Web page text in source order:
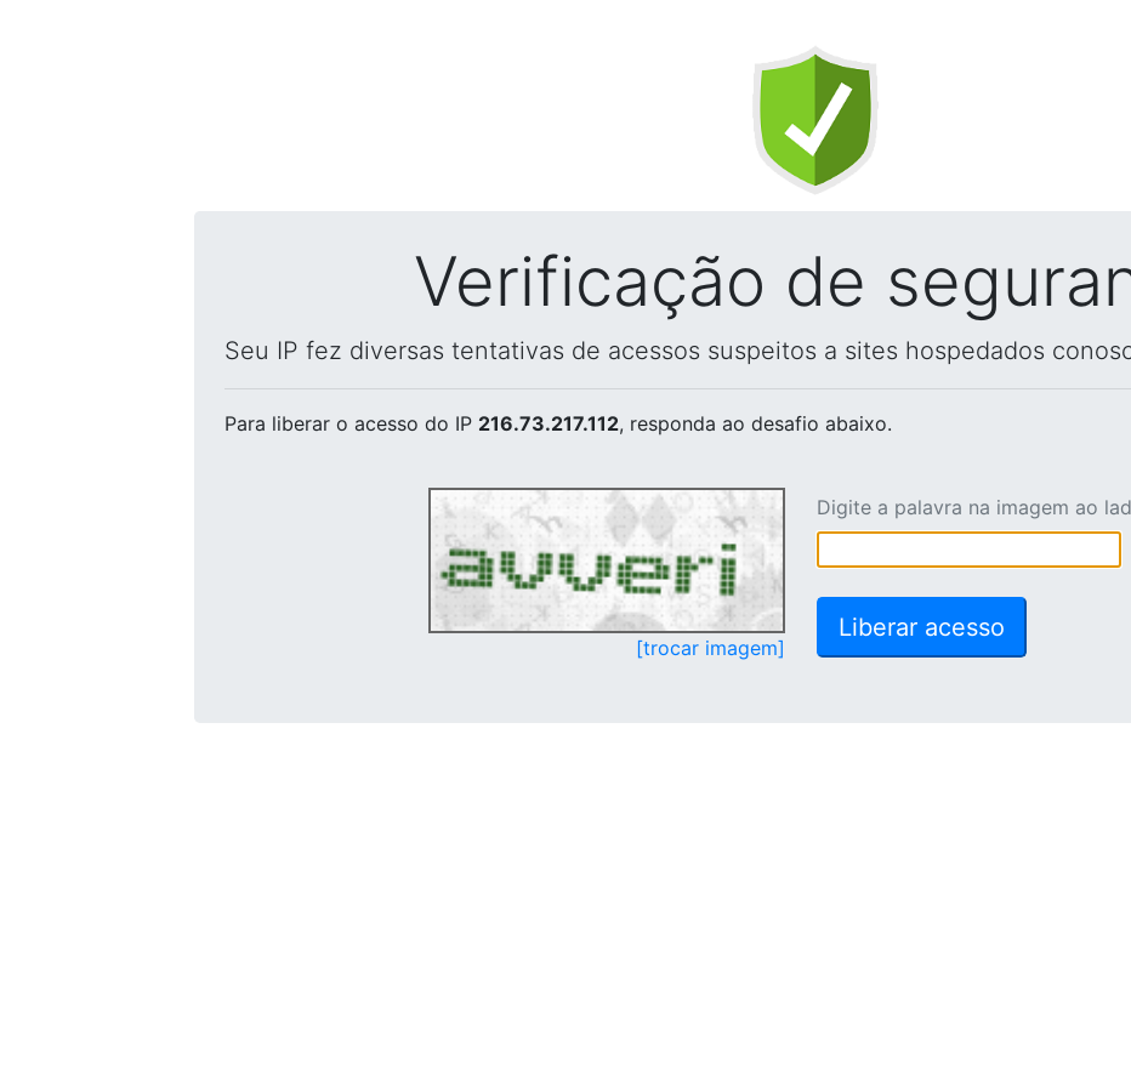
Verificação de
Seu IP fez diversas tentativas de acessos suspeitos a sites hospedados
Para liberar o acesso do IP 216.73.217.112, responda ao desafio abaixo.
[trocar imagem]
Digite a palavra na imagem ao